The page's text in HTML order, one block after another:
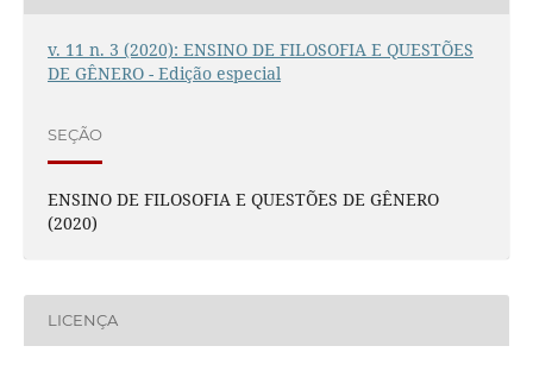
v. 11 n. 3 (2020): ENSINO DE FILOSOFIA E QUESTÕES
DE GÊNERO - Edição especial
SEÇÃO
ENSINO DE FILOSOFIA E QUESTÕES DE GÊNERO
(2020)
LICENÇA